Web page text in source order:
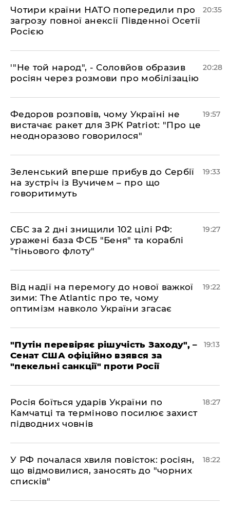
​Чотири країни НАТО попередили про
загрозу повної анексії Південної Осетії
Росією
20:35
​'"Не той народ", - Соловйов образив
росіян через розмови про мобілізацію
20:28
​Федоров розповів, чому Україні не
вистачає ракет для ЗРК Patriot: "Про це
неодноразово говорилося"
19:57
​Зеленський вперше прибув до Сербії
на зустріч із Вучичем – про що
говоритимуть
19:33
​СБС за 2 дні знищили 102 цілі РФ:
уражені база ФСБ "Беня" та кораблі
"тіньового флоту"
19:27
​Від надії на перемогу до нової важкої
зими: The Atlantic про те, чому
оптимізм навколо України згасає
19:22
​"Путін перевіряє рішучість Заходу", –
Сенат США офіційно взявся за
"пекельні санкції" проти Росії
19:13
​Росія боїться ударів України по
Камчатці та терміново посилює захист
підводних човнів
18:27
​У РФ почалася хвиля повісток: росіян,
що відмовилися, заносять до "чорних
списків"
18:22